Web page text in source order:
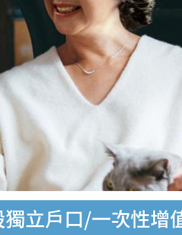
立戶口/一次性增